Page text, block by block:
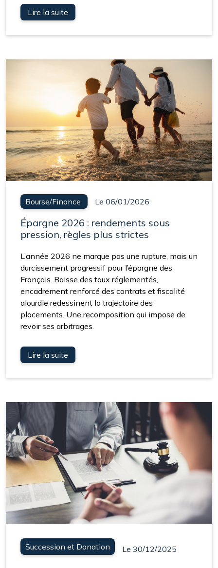
Lire la suite
Bourse/Finance Le 06/01/2026
Épargne 2026 : rendements sous
pression, règles plus strictes
L’année 2026 ne marque pas une rupture, mais un
durcissement progressif pour l’épargne des
Français. Baisse des taux réglementés,
encadrement renforcé des contrats et fiscalité
alourdie redessinent la trajectoire des
placements. Une recomposition qui impose de
revoir ses arbitrages.
Lire la suite
Succession et Donation Le 30/12/2025